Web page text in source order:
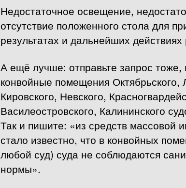
Недостаточное освещение,
отсутствие положенного стола для
результатах и дальнейших действиях
А ещё лучше: отправьте запрос тоже,
конвойные помещения Октябрьского,
Кировского, Невского,
Василеостровского, Калининского
Так и пишите: «из средств массовой
стало известно, что в конвойных
любой суд) суда не соблюдаются
нормы».